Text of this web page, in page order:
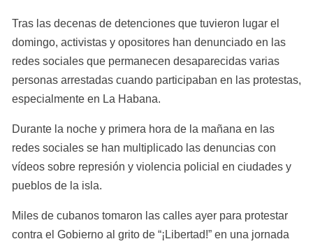
Tras las decenas de detenciones que tuvieron lugar el
domingo, activistas y opositores han denunciado en las
redes sociales que permanecen desaparecidas varias
personas arrestadas cuando participaban en las protestas,
especialmente en La Habana.
Durante la noche y primera hora de la mañana en las
redes sociales se han multiplicado las denuncias con
vídeos sobre represión y violencia policial en ciudades y
pueblos de la isla.
Miles de cubanos tomaron las calles ayer para protestar
contra el Gobierno al grito de “¡Libertad!” en una jornada